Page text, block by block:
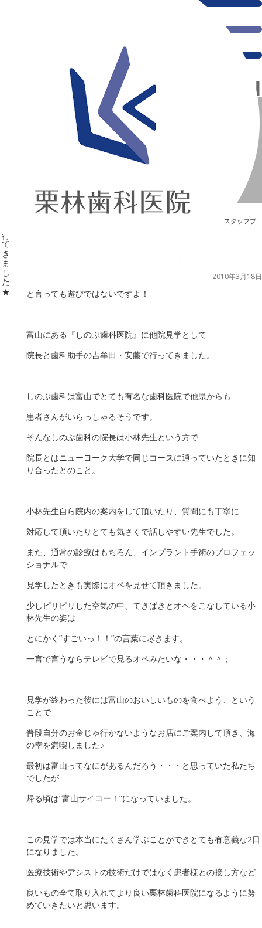
千葉県の新浦安にある歯医者｜１０・１１日 富山に行ってきました★ １０・１１日 富山に行ってきました★
スタッフブ
2010年3月18日
と言っても遊びではないですよ！
富山にある『しのぶ歯科医院』に他院見学として
院長と歯科助手の吉牟田・安藤で行ってきました。
しのぶ歯科は富山でとても有名な歯科医院で他県からも
患者さんがいらっしゃるそうです。
そんなしのぶ歯科の院長は小林先生という方で
院長とはニューヨーク大学で同じコースに通っていたときに知
り合ったとのこと。
小林先生自ら院内の案内をして頂いたり、質問にも丁寧に
対応して頂いたりとても気さくで話しやすい先生でした。
また、通常の診療はもちろん、インプラント手術のプロフェッ
ショナルで
見学したときも実際にオペを見せて頂きました。
少しピリピリした空気の中、てきぱきとオペをこなしている小
林先生の姿は
とにかく”すごいっ！！”の言葉に尽きます。
一言で言うならテレビで見るオペみたいな・・・＾＾；
見学が終わった後には富山のおいしいものを食べよう、という
ことで
普段自分のお金じゃ行かないようなお店にご案内して頂き、海
の幸を満喫しました♪
最初は富山ってなにがあるんだろう・・・と思っていた私たち
でしたが
帰る頃は”富山サイコー！”になっていました。
この見学では本当にたくさん学ぶことができとても有意義な2日
になりました。
医療技術やアシストの技術だけではなく患者様との接し方など
良いもの全て取り入れてより良い栗林歯科医院になるように努
めていきたいと思います。